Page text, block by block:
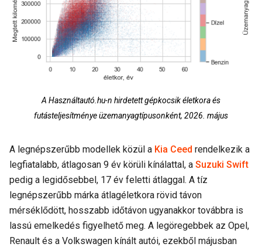
A Használtautó.hu-n hirdetett gépkocsik életkora és
futásteljesítménye üzemanyagtípusonként, 2026. május
A legnépszerűbb modellek közül a Kia Ceed rendelkezik a
legfiatalabb, átlagosan 9 év körüli kínálattal, a Suzuki Swift
pedig a legidősebbel, 17 év feletti átlaggal. A tíz
legnépszerűbb márka átlagéletkora rövid távon
mérséklődött, hosszabb időtávon ugyanakkor továbbra is
lassú emelkedés figyelhető meg. A legöregebbek az Opel,
Renault és a Volkswagen kínált autói, ezekből májusban